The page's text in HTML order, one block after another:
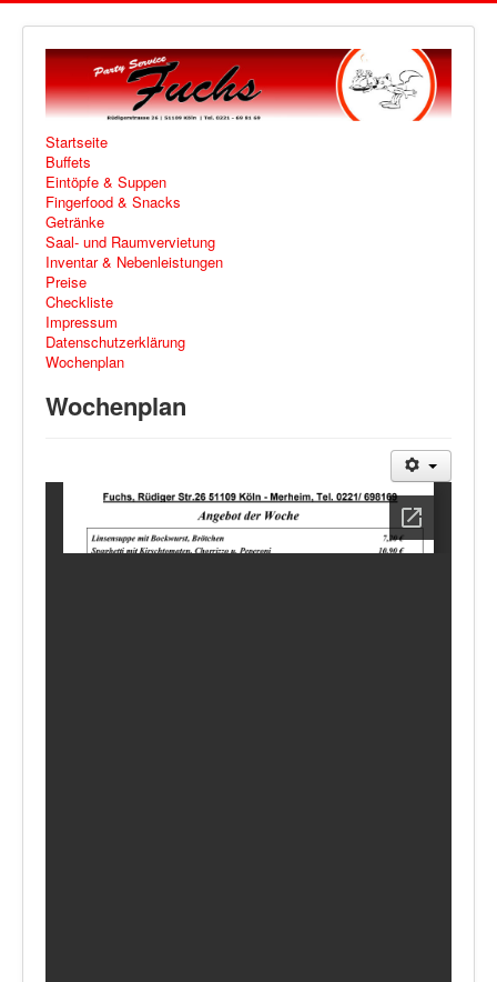
Startseite
Buffets
Eintöpfe & Suppen
Fingerfood & Snacks
Getränke
Saal- und Raumvervietung
Inventar & Nebenleistungen
Preise
Checkliste
Impressum
Datenschutzerklärung
Wochenplan
Wochenplan